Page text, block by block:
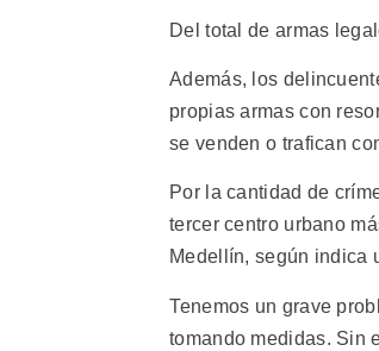
Del total de armas
Además, los
propias armas con
se venden o trafican
Por la cantidad de
tercer centro urbano
Medellín, según indica
Tenemos un grave
tomando medidas. Sin